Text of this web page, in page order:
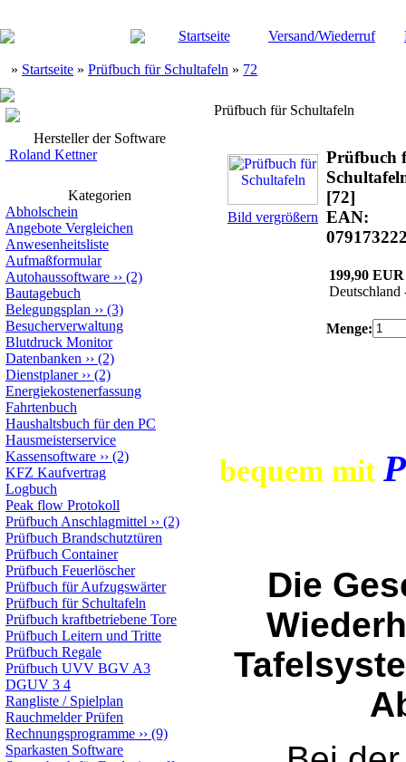
Startseite Versand/Wiederruf
» Startseite » Prüfbuch für Schultafeln » 72
Hersteller der Software
Roland Kettner
Kategorien
Abholschein
Angebote Vergleichen
Anwesenheitsliste
Aufmaßformular
Autohaussoftware ›› (2)
Bautagebuch
Belegungsplan ›› (3)
Besucherverwaltung
Blutdruck Monitor
Datenbanken ›› (2)
Dienstplaner›› (2)
Energiekostenerfassung
Fahrtenbuch
Haushaltsbuch für den PC
Hausmeisterservice
Kassensoftware ›› (2)
KFZ Kaufvertrag
Logbuch
Peak flow Protokoll
Prüfbuch Anschlagmittel ›› (2)
Prüfbuch Brandschutztüren
Prüfbuch Container
Prüfbuch Feuerlöscher
Prüfbuch für Aufzugswärter
Prüfbuch für Schultafeln
Prüfbuch kraftbetriebene Tore
Prüfbuch Leitern und Tritte
Prüfbuch Regale
Prüfbuch UVV BGV A3
DGUV 3 4
Rangliste / Spielplan
Rauchmelder Prüfen
Rechnungsprogramme ›› (9)
Sparkasten Software
Prüfbuch für Schultafeln
Bild vergrößern
Prüfbuch
[72]
EAN:
199,90 EUR
Deutschland
Menge:
bequem mit
Die